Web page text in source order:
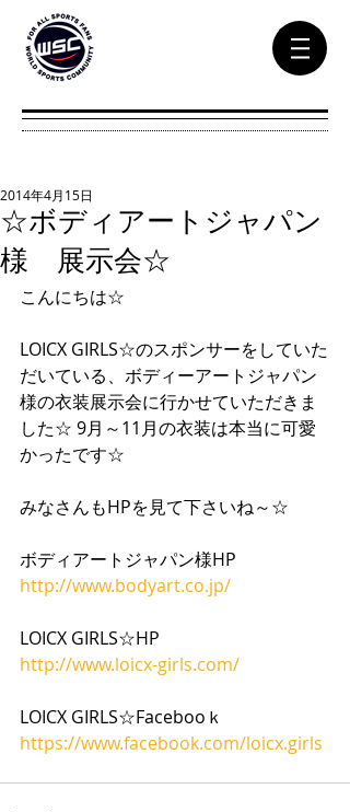
☆ボディアートジャパン
様 展示会☆
2014年4月15日
こんにちは☆
LOICX GIRLS☆のスポンサーをしていた
だいている、ボディーアートジャパン
様の衣装展示会に行かせていただきま
した☆ 9月～11月の衣装は本当に可愛
かったです☆
みなさんもHPを見て下さいね～☆
ボディアートジャパン様HP
http://www.bodyart.co.jp/
LOICX GIRLS☆HP
http://www.loicx-girls.com/
LOICX GIRLS☆Facebooｋ
https://www.facebook.com/loicx.girls